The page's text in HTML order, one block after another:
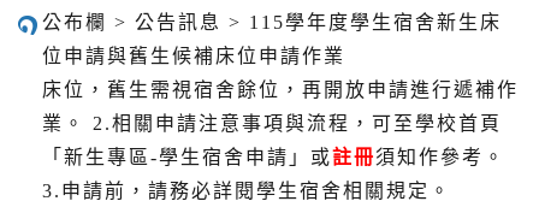
公布欄 > 公告訊息 > 115學年度學生宿舍新生床
位申請與舊生候補床位申請作業
床位，舊生需視宿舍餘位，再開放申請進行遞補作
業。 2.相關申請注意事項與流程，可至學校首頁
「新生專區-學生宿舍申請」或註冊須知作參考。
3.申請前，請務必詳閱學生宿舍相關規定。